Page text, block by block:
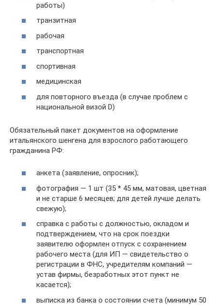
работы)
транзитная
рабочая
транспортная
спортивная
медицинская
для повторного въезда (в случае проблем с
национальной визой D)
Обязательный пакет документов на оформление
итальянского шенгена для взрослого работающего
гражданина РФ:
анкета (заявление, опросник);
фотография — 1 шт (35 * 45 мм, матовая, цветная
и не старше 6 месяцев; для детей лучше делать
свежую);
справка с работы с должностью, окладом и
подтверждением, что на срок поездки
заявителю оформлен отпуск с сохранением
рабочего места (для ИП — свидетельство о
регистрации в ФНС, учредителям компаний —
устав фирмы, безработных этот пункт не
касается);
выписка из банка о состоянии счета (минимум 50